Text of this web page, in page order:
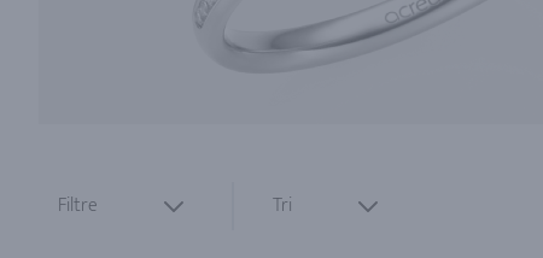
Filtre Tri